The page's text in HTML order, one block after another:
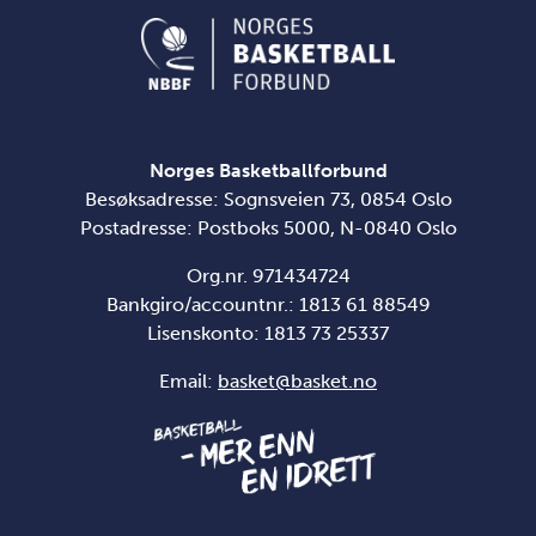
Norges Basketballforbund
Besøksadresse: Sognsveien 73, 0854 Oslo
Postadresse: Postboks 5000, N-0840 Oslo
Org.nr. 971434724
Bankgiro/accountnr.: 1813 61 88549
Lisenskonto: 1813 73 25337
Email: basket@basket.no